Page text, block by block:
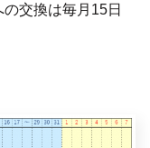
交換は毎月15日